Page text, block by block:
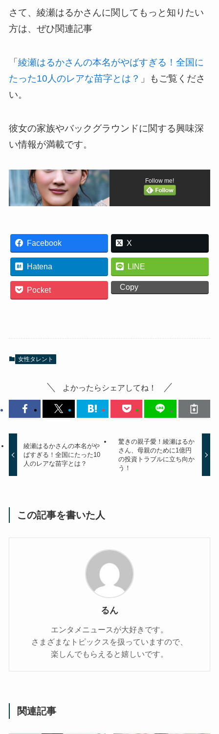
さて、綾瀬はるかさんに関してもっと知りたい
方は、ぜひ関連記事
「綾瀬はるかさんの本名がやばすぎる！全国に
たった10人のレアな苗字とは？ 」もご覧くださ
い。
彼女の家族やバックグラウンドに関する興味深
い情報が満載です。
Follow me!
Facebook X
Hatena LINE
Pocket Copy
女性タレント
よかったらシェアしてね！
綾瀬はるかさんの本名がや
ばすぎる！全国にたった10
人のレアな苗字とは？
驚きの親子愛！綾瀬はるか
さん、母親のために1億円
の投資トラブルに立ち向か
う！
この記事を書いた人
るん
エンタメニュースが大好きです。
さまざまなトピックスを扱っていますので、
楽しんでもらえると嬉しいです。
関連記事